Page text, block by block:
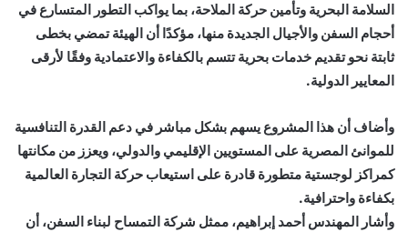
السلامة البحرية وتأمين حركة الملاحة، بما يواكب التطور المتسارع في
أحجام السفن والأجيال الجديدة منها، مؤكدًا أن الهيئة تمضي بخطى
ثابتة نحو تقديم خدمات بحرية تتسم بالكفاءة والاعتمادية وفقًا لأرقى
المعايير الدولية.
وأضاف أن هذا المشروع يسهم بشكل مباشر في دعم القدرة التنافسية
للموانئ المصرية على المستويين الإقليمي والدولي، ويعزز من مكانتها
كمراكز لوجستية متطورة قادرة على استيعاب حركة التجارة العالمية
بكفاءة واحترافية.
وأشار المهندس أحمد إبراهيم، ممثل شركة التمساح لبناء السفن، أن